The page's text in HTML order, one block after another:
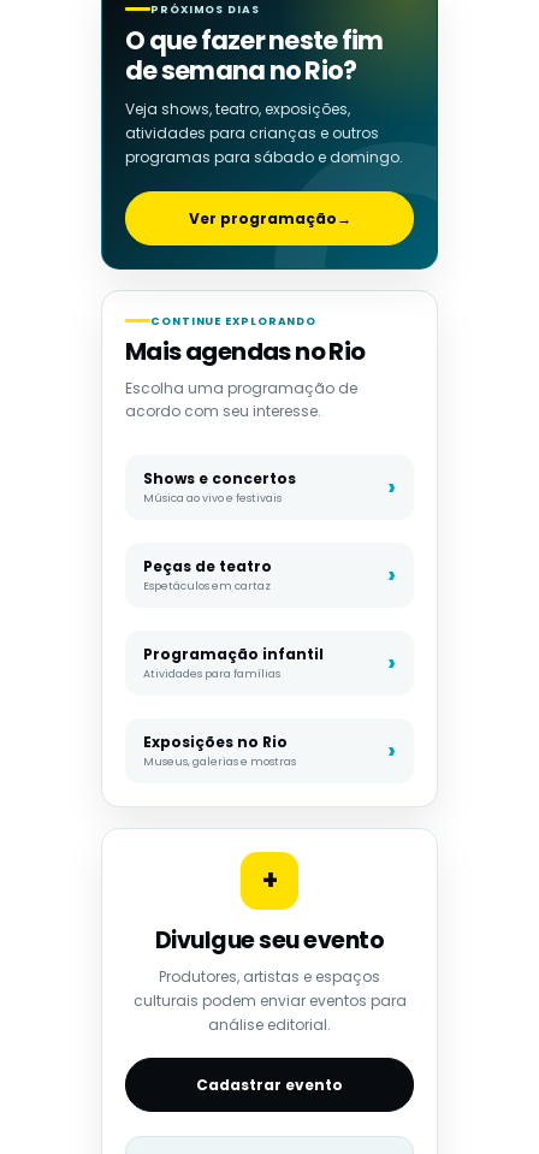
PRÓXIMOS DIAS
O que fazer neste fim
de semana no Rio?
Veja shows, teatro, exposições,
atividades para crianças e outros
programas para sábado e domingo.
Ver programação→
CONTINUE EXPLORANDO
Mais agendas no Rio
Escolha uma programação de
acordo com seu interesse.
Shows e concertos
Música ao vivo e festivais
Peças de teatro
Espetáculos em cartaz
Programação infantil
Atividades para famílias
Exposições no Rio
Museus, galerias e mostras
+
Divulgue seu evento
Produtores, artistas e espaços
culturais podem enviar eventos para
análise editorial.
Cadastrar evento